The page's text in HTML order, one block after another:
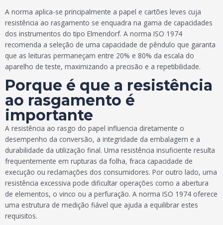
A norma aplica-se principalmente a papel e cartões leves cuja
resistência ao rasgamento se enquadra na gama de capacidades
dos instrumentos do tipo Elmendorf. A norma ISO 1974
recomenda a seleção de uma capacidade de pêndulo que garanta
que as leituras permaneçam entre 20% e 80% da escala do
aparelho de teste, maximizando a precisão e a repetibilidade.
Porque é que a resistência
ao rasgamento é
importante
A resistência ao rasgo do papel influencia diretamente o
desempenho da conversão, a integridade da embalagem e a
durabilidade da utilização final. Uma resistência insuficiente resulta
frequentemente em rupturas da folha, fraca capacidade de
execução ou reclamações dos consumidores. Por outro lado, uma
resistência excessiva pode dificultar operações como a abertura
de elementos, o vinco ou a perfuração. A norma ISO 1974 oferece
uma estrutura de medição fiável que ajuda a equilibrar estes
requisitos.